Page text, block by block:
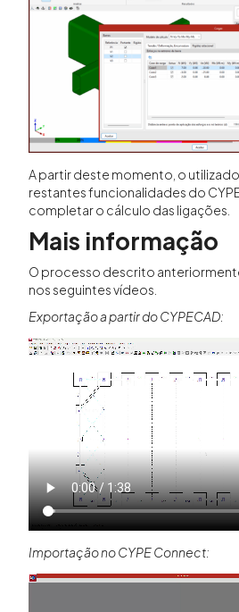
A partir deste momento, o
restantes funcionalidades do
completar o cálculo das ligações.
Mais informação
O processo descrito
nos seguintes vídeos.
Exportação a partir doCYPECAD:
Importação noCYPE Connect: